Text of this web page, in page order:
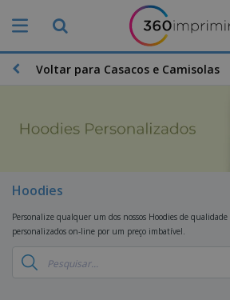
Voltar para Casacos e Camisolas
Hoodies
Personalize qualquer um dos nossos Hoodies de qualidade
personalizados on-line por um preço imbatível.